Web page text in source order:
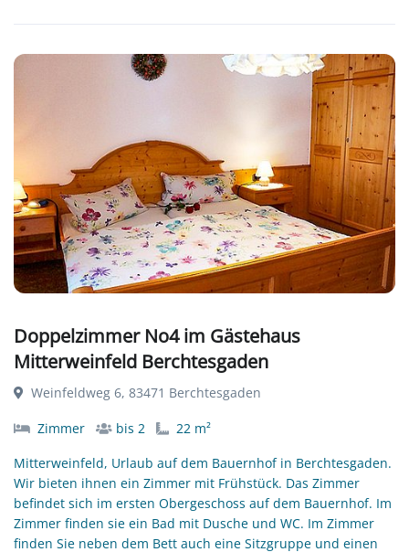
Doppelzimmer No4 im Gästehaus
Mitterweinfeld Berchtesgaden
Weinfeldweg 6, 83471 Berchtesgaden
Zimmer bis 2
22 m²
Mitterweinfeld, Urlaub auf dem Bauernhof in Berchtesgaden.
Wir bieten ihnen ein Zimmer mit Frühstück. Das Zimmer
befindet sich im ersten Obergeschoss auf dem Bauernhof. Im
Zimmer finden sie ein Bad mit Dusche und WC. Im Zimmer
finden Sie neben dem Bett auch eine Sitzgruppe und einen